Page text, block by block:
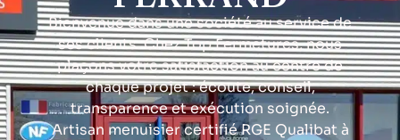
Bienvenue dans une société au service de
ses clients. Chez Top Fermetures, nous
plaçons votre satisfaction au centre de
chaque projet : écoute, conseil,
transparence et exécution soignée.
Artisan menuisier certifié RGE Qualibat à